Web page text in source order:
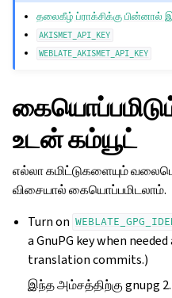
தலைகீழ் ப்ராக்சிக்கு பின்னால்
AKISMET_API_KEY
WEBLATE_AKISMET_API_KEY
உடன் கம்யூட்
எல்லா கமிட்டுகளையும்
விசையால் கையொப்பமிடலாம்.
Turn on
a GnuPG key when
translation commits.)
இந்த அம்சத்திற்கு gnupg